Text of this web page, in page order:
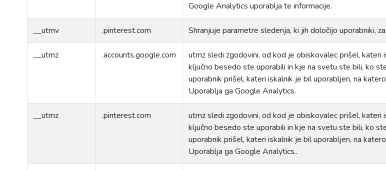
Google Analytics uporablja te informacije.
__utmv .pinterest.com Shranjuje parametre sledenja, ki jih določijo uporabniki,
__utmz .accounts.google.com
utmz sledi zgodovini, od kod je obiskovalec prišel,
ključno besedo ste uporabili in kje na svetu ste bili, ko
uporabnik prišel, kateri iskalnik je bil uporabljen, na
Uporablja ga Google Analytics.
__utmz .pinterest.com
utmz sledi zgodovini, od kod je obiskovalec prišel,
ključno besedo ste uporabili in kje na svetu ste bili, ko
uporabnik prišel, kateri iskalnik je bil uporabljen, na
Uporablja ga Google Analytics..